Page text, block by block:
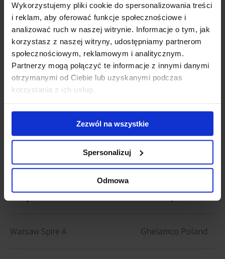
Wykorzystujemy pliki cookie do spersonalizowania treści
i reklam, aby oferować funkcje społecznościowe i
analizować ruch w naszej witrynie. Informacje o tym, jak
korzystasz z naszej witryny, udostępniamy partnerom
społecznościowym, reklamowym i analitycznym.
Partnerzy mogą połączyć te informacje z innymi danymi
otrzymanymi od Ciebie lub uzyskanymi podczas
korzystania z ich usług.
Zezwól na wszystkie
Spersonalizuj
Odmowa
dla firm z sektora nowoczesnych usług biznesowych. W ostatnich
dwóch latach swoje centra usług zdecydowały się uruchomić w
mieście takie marki jak m.in. Credit Suisse, Dentons, DLA Piper,
William Demant czy Bain & Company”.
Podaż
ubiegłym roku najwięcej przypadło na Obrzeża Centrum (ponad
123 000 mkw.), strefę South West (87 600 mkw.) oraz Centralny
Obszar Biznesowy (COB; 72 100 mkw.).
Największe biurowce oddane do użytku w Warszawie w 2016 r.
Warsaw Spire A Ghelamco Poland